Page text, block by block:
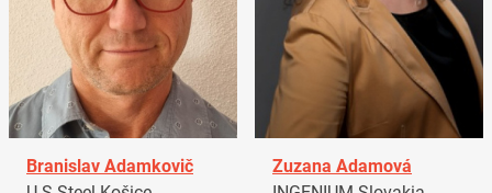
Branislav Adamkovič
Zuzana Adamová